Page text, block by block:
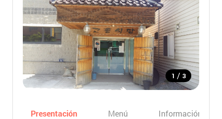
1 / 3
Presentación Menú Información